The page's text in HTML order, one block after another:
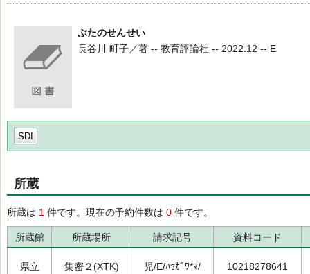
ぶたのせんせい
長谷川 町子／著 -- 教育評論社 -- 2022.12 -- E
SDI
所蔵
所蔵は 1 件です。現在の予約件数は 0 件です。
所蔵館 所蔵場所 請求記号 資料コード
県立 集密２(XTK) 児/E/ﾊｾｶﾞﾜ*ﾏ/ 10218278641